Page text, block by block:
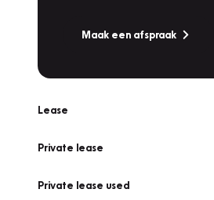
Maak een afspraak
Lease
Private lease
Private lease used